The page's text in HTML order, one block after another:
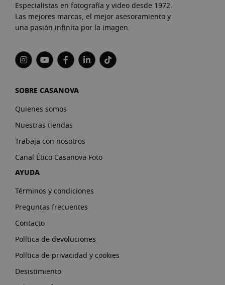
Especialistas en fotografía y video desde 1972.
Las mejores marcas, el mejor asesoramiento y
una pasión infinita por la imagen.
SOBRE CASANOVA
Quienes somos
Nuestras tiendas
Trabaja con nosotros
Canal Ético Casanova Foto
AYUDA
Términos y condiciones
Preguntas frecuentes
Contacto
Política de devoluciones
Política de privacidad y cookies
Desistimiento